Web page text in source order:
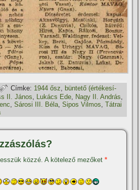
Címke: 1944 ősz
büntető (értékesí­
II. János, Lukács Ede, Nagy II. András,
,Sárosi III. Béla,Sipos Vilmos,Tátrai
közzé. A kötelező mezőket*